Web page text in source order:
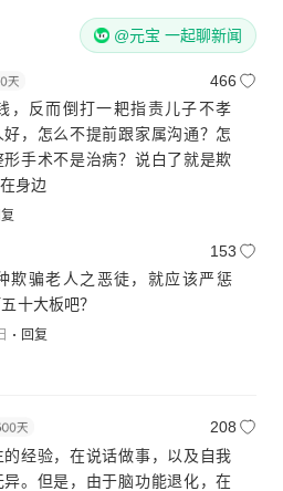
@元宝 一起聊新闻
466
，反而倒打一耙指责儿子不孝
，怎么不提前跟家属沟通？怎
手术不是治病？说白了就是欺
身边
153
欺骗老人之恶徒，就应该严惩
十大板吧？
回复
208
经验，在说话做事，以及自我
。但是，由于脑功能退化，在